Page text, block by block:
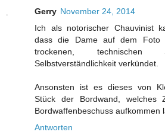
Gerry November 24, 2014
Ich als notorischer Chauvinist
dass die Dame auf dem Foto
trockenen,
Selbstverständlichkeit verkündet.
Ansonsten ist es dieses von
Stück der Bordwand, welches
Bordwaffenbeschuss aufkommen
Antworten